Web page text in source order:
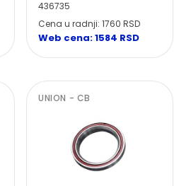
436735
Cena u radnji: 1760 RSD
Web cena: 1584 RSD
UNION - CB